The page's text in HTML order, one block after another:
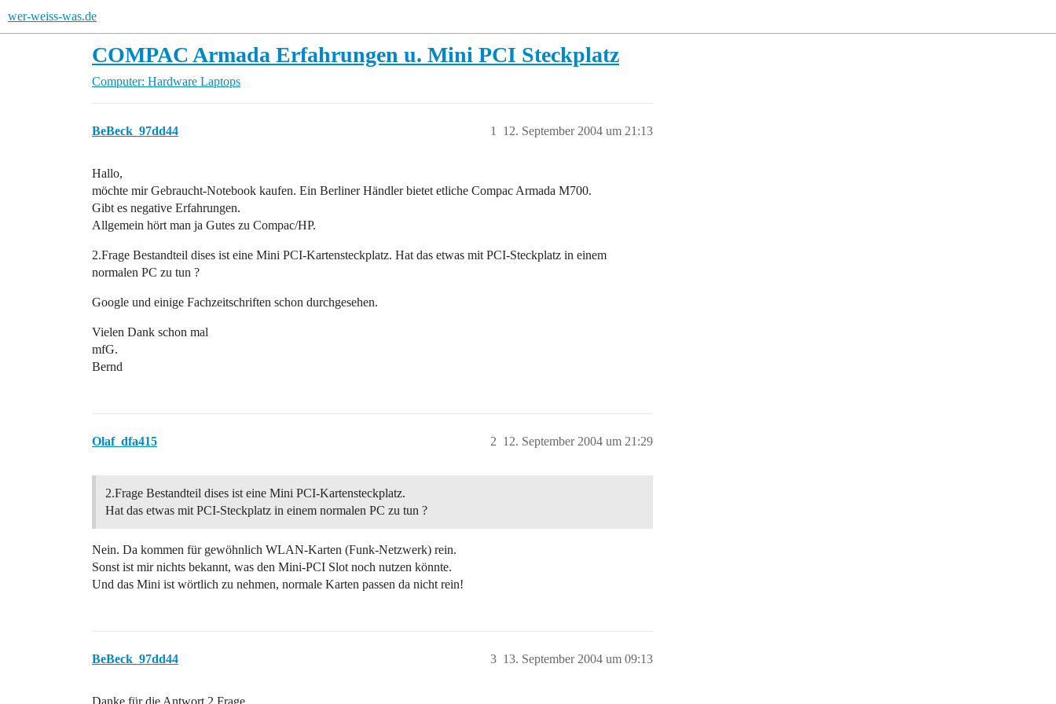
wer-weiss-was.de
COMPAC Armada Erfahrungen u. Mini PCI Steckplatz
Computer: Hardware Laptops
BeBeck_97dd44 12. September 2004 um 21:13
1
Hallo,
möchte mir Gebraucht-Notebook kaufen. Ein Berliner Händler bietet etliche Compac Armada M700.
Gibt es negative Erfahrungen.
Allgemein hört man ja Gutes zu Compac/HP.
2.Frage Bestandteil dises ist eine Mini PCI-Kartensteckplatz. Hat das etwas mit PCI-Steckplatz in einem
normalen PC zu tun ?
Google und einige Fachzeitschriften schon durchgesehen.
Vielen Dank schon mal
mfG.
Bernd
Olaf_dfa415 12. September 2004 um 21:29
2
2.Frage Bestandteil dises ist eine Mini PCI-Kartensteckplatz.
Hat das etwas mit PCI-Steckplatz in einem normalen PC zu tun ?
Nein. Da kommen für gewöhnlich WLAN-Karten (Funk-Netzwerk) rein.
Sonst ist mir nichts bekannt, was den Mini-PCI Slot noch nutzen könnte.
Und das Mini ist wörtlich zu nehmen, normale Karten passen da nicht rein!
BeBeck_97dd44 13. September 2004 um 09:13
3
Danke für die Antwort 2.Frage